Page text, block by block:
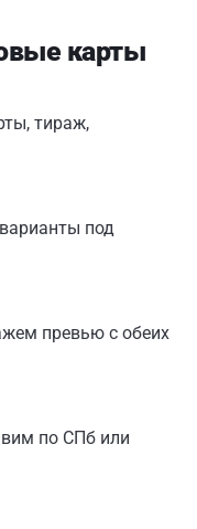
карты
тираж,
под
превью с обеих
по СПб или